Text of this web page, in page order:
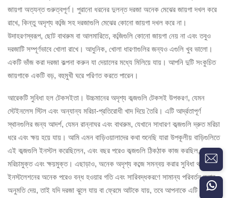
জায়গা অত্যন্ত গুরুত্বপূর্ণ। পুরানো ধরনের দুলন্ত দরজা অনেক মেঝের জায়গা দখল করে
রাখে, কিন্তু অদৃশ্য কব্জি সহ দরজাগুলি মেঝের কোনো জায়গা দখল করে না।
উদাহরণস্বরূপ, ছোট বাথরুম বা আলমারিতে, কব্জিগুলি কোনো জায়গা নেয় না এবং তবুও
দরজাটি সম্পূর্ণভাবে খোলা রাখে। আধুনিক, খোলা ধারণাগুলির জন্যও এগুলি খুব ভালো।
একটি ভাঁজ করা দরজা কল্পনা করুন যা দেয়ালের মধ্যে মিলিয়ে যায়। আপনি দুটি সংকুচিত
জায়গাকে একটি বড়, বহুমুখী ঘরে পরিণত করতে পারেন।
আরেকটি সুবিধা হল টেকসইতা। উচ্চমানের অদৃশ্য কব্জগুলি টেকসই উপকরণ, যেমন
স্টেইনলেস স্টিল এবং অন্যান্য মরিচা-প্রতিরোধী খাদ দিয়ে তৈরি। এটি আর্দ্রতাপূর্ণ
স্থানগুলির জন্য আদর্শ, যেমন রান্নাঘর এবং বাথরুম, যেখানে সাধারণ কব্জগুলি দ্রুত মরিচা
ধরে এবং ক্ষয় হয়ে যায়। আমি এমন বাড়িওয়ালাদের কথা শুনেছি যারা উপকূলীয় বাড়িগুলিতে
এই কব্জগুলি ইনস্টল করেছিলেন, এবং বছর পরেও কব্জগুলি ঠিকঠাক কাজ করছিল,
মরিচামুক্ত এবং ক্ষয়মুক্ত। এছাড়াও, অনেক অদৃশ্য কব্জে সমন্বয় করার সুবিধা থাকে, যা
ইনস্টলেশনের অনেক পরেও বন্ধ হওয়ার গতি এবং সারিবদ্ধকরণে সামান্য পরিবর্তন করার
অনুমতি দেয়, তাই যদি দরজা ঝুলে যায় বা ফ্রেমে আটকে যায়, তবে আপনাকে এটি ঠিক